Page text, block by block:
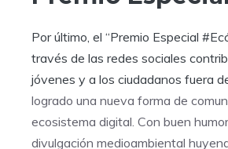
Por último, el “Premio Especial
través de las redes sociales
jóvenes y a los ciudadanos fuera
logrado una nueva forma de
ecosistema digital. Con buen
divulgación medioambiental